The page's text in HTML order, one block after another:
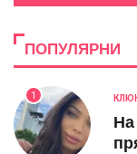
ПОПУЛЯРНИ
1
На